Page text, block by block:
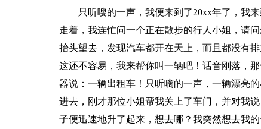
只听嗖的一声，我便来到了20xx年了，我
走着，我连忙问一个正在散步的行人小姐，请
抬头望去，发现汽车都开在天上，而且都没有
这还不容易，我来帮你叫一辆吧！话音刚落，
器说：一辆出租车！只听嘀的一声，一辆漂亮
进去，刚才那位小姐帮我关上了车门，并对我
子便迅速地升了起来，想去哪？我突然想去我